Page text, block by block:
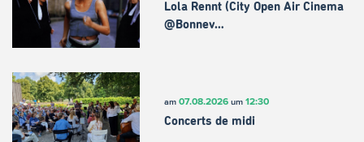
Lola Rennt (City Open Air Cinema
@Bonnev…
am 07.08.2026um 12:30
Concerts de midi